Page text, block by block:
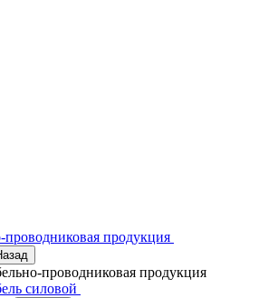
проводниковая продукция
проводниковая продукция
силовой